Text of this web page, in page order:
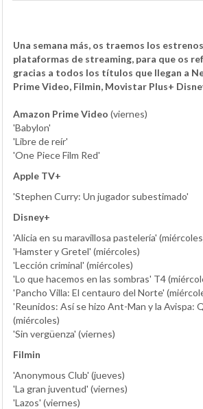
Una semana más, os traemos los
plataformas de streaming, para que os
gracias a todos los títulos que llegan a
Prime Video, Filmin, Movistar Plus+
Amazon Prime Video (viernes)
'Babylon'
'Libre de reír'
'One Piece Film Red'
Apple TV+
'Stephen Curry: Un jugador subestimado'
Disney+
'Alicia en su maravillosa pastelería'
'Hamster y Gretel' (miércoles)
'Lección criminal' (miércoles)
'Lo que hacemos en las sombras' T4
'Pancho Villa: El centauro del Norte'
'Reunidos: Así se hizo Ant-Man y la Avispa:
(miércoles)
'Sin vergüenza' (viernes)
Filmin
'Anonymous Club' (jueves)
'La gran juventud' (viernes)
'Lazos' (viernes)